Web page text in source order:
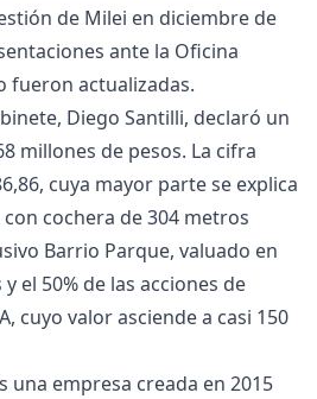
de Milei en diciembre de
ante la Oficina
fueron actualizadas.
Diego Santilli, declaró un
millones de pesos. La cifra
cuya mayor parte se explica
cochera de 304 metros
Barrio Parque, valuado en
el 50% de las acciones de
cuyo valor asciende a casi 150
una empresa creada en 2015